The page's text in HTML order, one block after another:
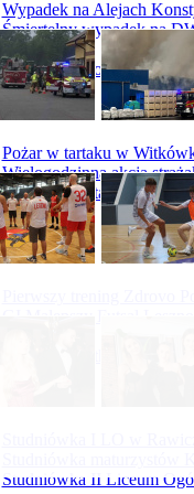
Wypadek na Alejach
Śmiertelny wypadek na
Góry
Wypadek na obwodnicy
Pożar w tartaku w
Wielogodzinna akcja
Pożar hali tartaku w
Studniówka II Liceum